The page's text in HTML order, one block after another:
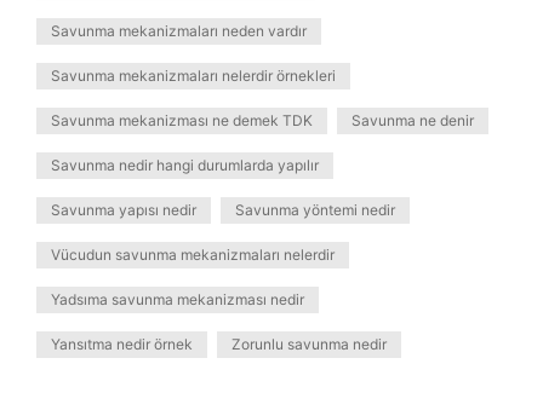
Savunma mekanizmaları neden vardır
Savunma mekanizmaları nelerdir örnekleri
Savunma mekanizması ne demek TDK Savunma ne denir
Savunma nedir hangi durumlarda yapılır
Savunma yapısı nedir Savunma yöntemi nedir
Vücudun savunma mekanizmaları nelerdir
Yadsıma savunma mekanizması nedir
Yansıtma nedir örnek Zorunlu savunma nedir